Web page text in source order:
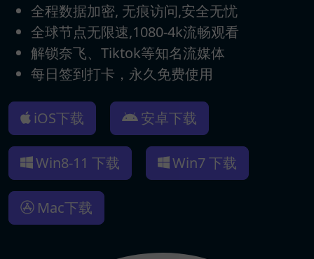
全程数据加密, 无痕访问,安全无忧
全球节点无限速,1080-4k流畅观看
解锁奈飞、Tiktok等知名流媒体
每日签到打卡，永久免费使用
iOS下载 安卓下载
Win8-11 下载 Win7 下载
Mac下载